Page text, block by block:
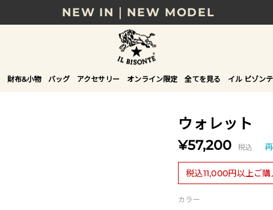
NEW IN｜NEW MODEL
8/17(月)10時まで｜税込11,000円以上で送料無
贈る相手やシーンから選べる、新しいギフトガ
NEW IN｜COLOR LEATHER
財布&小物 バッグ アクセサリー オンライン限定 全てを見る イル ビゾン
ウォレット
¥57,200 税込
税込11,000円以上ご
カラー